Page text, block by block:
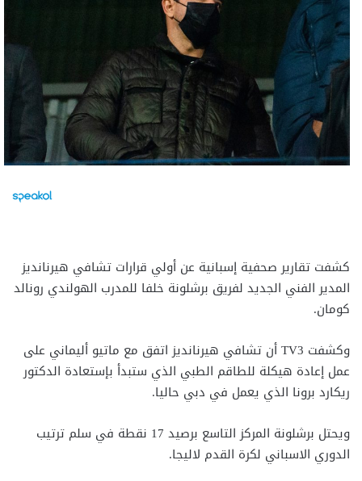
كشفت تقارير صحفية إسبانية عن أولي قرارات تشافي هيرنانديز
المدير الفني الجديد لفريق برشلونة خلفا للمدرب الهولندي رونالد
كومان.
وكشفت ‏TV3 أن تشافي هيرنانديز اتفق مع ماتيو أليماني على
عمل إعادة هيكلة للطاقم الطبي الذي ستبدأ بإستعادة الدكتور
ريكارد برونا الذي يعمل في دبي حاليا.
ويحتل برشلونة المركز التاسع برصيد 17 نقطة في سلم ترتيب
الدوري الاسباني لكرة القدم لاليجا.